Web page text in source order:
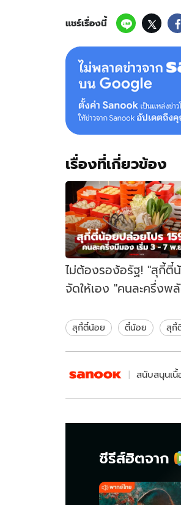
แชร์เรื่องนี้
เรื่องที่เกี่ยวข้อง
ไม่ต้องรอง้อรัฐ! "สุกี้ตี๋
จัดให้เอง "คนละครึ่งพ
แค่ 3-7 พ.ย. นี้
สุกี้ตี๋น้อย ตี๋น้อย สุกี้
สนับสนุนเนื้
ซีรีส์ฮิตจาก